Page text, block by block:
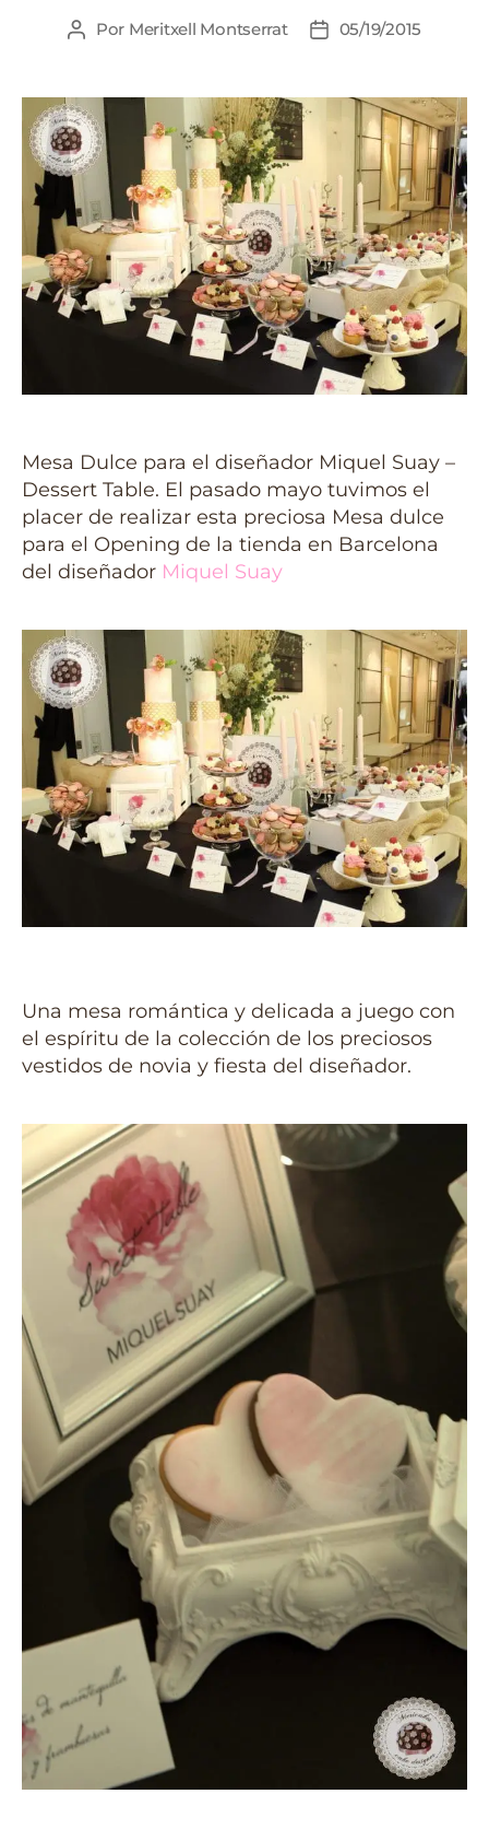
Por Meritxell Montserrat 05/19/2015
Mesa Dulce para el diseñador Miquel Suay –
Dessert Table. El pasado mayo tuvimos el
placer de realizar esta preciosa Mesa dulce
para el Opening de la tienda en Barcelona
del diseñador Miquel Suay
Una mesa romántica y delicada a juego con
el espíritu de la colección de los preciosos
vestidos de novia y fiesta del diseñador.